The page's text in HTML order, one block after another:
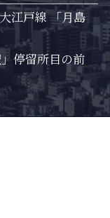
江戸線 「月島
停留所目の前